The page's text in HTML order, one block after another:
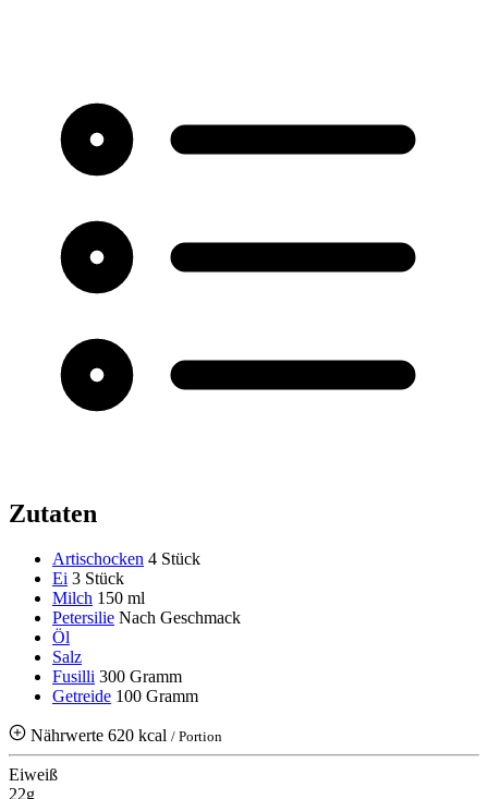
Zutaten
Artischocken 4 Stück
Ei 3 Stück
Milch 150 ml
Petersilie Nach Geschmack
Öl
Salz
Fusilli 300 Gramm
Getreide 100 Gramm
Nährwerte 620 kcal / Portion
Eiweiß
22g